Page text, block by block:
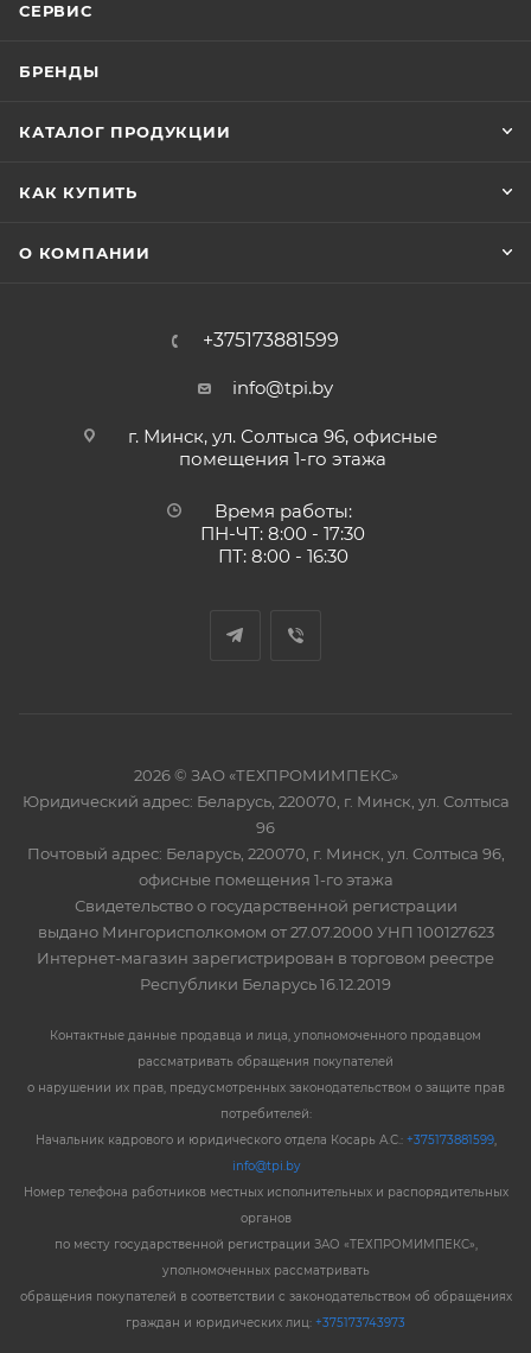
СЕРВИС
БРЕНДЫ
КАТАЛОГ ПРОДУКЦИИ
КАК КУПИТЬ
О КОМПАНИИ
+375173881599
info@tpi.by
г. Минск, ул. Солтыса 96, офисные
помещения 1-го этажа
Время работы:
ПН-ЧТ: 8:00 - 17:30
ПТ: 8:00 - 16:30
2026 © ЗАО «ТЕХПРОМИМПЕКС»
Юридический адрес: Беларусь, 220070, г. Минск, ул. Солтыса
96
Почтовый адрес: Беларусь, 220070, г. Минск, ул. Солтыса 96,
офисные помещения 1-го этажа
Свидетельство о государственной регистрации
выдано Мингорисполкомом от 27.07.2000 УНП 100127623
Интернет-магазин зарегистрирован в торговом реестре
Республики Беларусь 16.12.2019
Контактные данные продавца и лица, уполномоченного продавцом
рассматривать обращения покупателей
о нарушении их прав, предусмотренных законодательством о защите прав
потребителей:
Начальник кадрового и юридического отдела Косарь А.С.: +375173881599,
info@tpi.by
Номер телефона работников местных исполнительных и распорядительных
органов
по месту государственной регистрации ЗАО «ТЕХПРОМИМПЕКС»,
уполномоченных рассматривать
обращения покупателей в соответствии с законодательством об обращениях
граждан и юридических лиц: +375173743973